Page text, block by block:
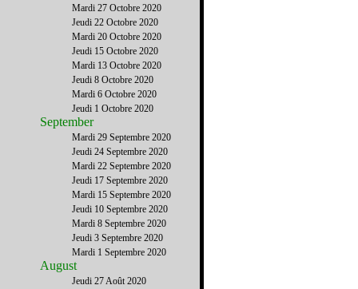
Mardi 27 Octobre 2020
Jeudi 22 Octobre 2020
Mardi 20 Octobre 2020
Jeudi 15 Octobre 2020
Mardi 13 Octobre 2020
Jeudi 8 Octobre 2020
Mardi 6 Octobre 2020
Jeudi 1 Octobre 2020
September
Mardi 29 Septembre 2020
Jeudi 24 Septembre 2020
Mardi 22 Septembre 2020
Jeudi 17 Septembre 2020
Mardi 15 Septembre 2020
Jeudi 10 Septembre 2020
Mardi 8 Septembre 2020
Jeudi 3 Septembre 2020
Mardi 1 Septembre 2020
August
Jeudi 27 Août 2020